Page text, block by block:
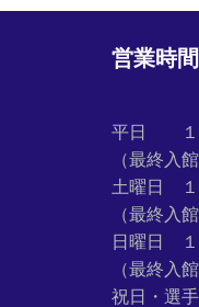
営業時間
平日 １
（最終入
土曜日 １
（最終入
日曜日 １
（最終入
祝日・選